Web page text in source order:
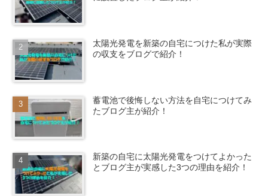
太陽光発電を新築の自宅につけた私が実際
の収支をブログで紹介！
蓄電池で後悔しない方法を自宅につけてみ
たブログ主が紹介！
新築の自宅に太陽光発電をつけてよかった
とブログ主が実感した3つの理由を紹介！